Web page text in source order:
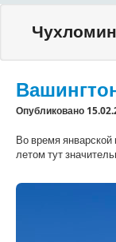
Чухломин
Опубликовано
Во время
летом тут